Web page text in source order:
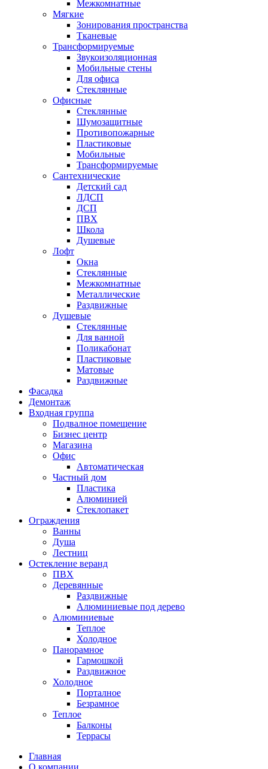
Межкомнатные
Мягкие
Зонирования пространства
Тканевые
Трансформируемые
Звукоизоляционная
Мобильные стены
Для офиса
Стеклянные
Офисные
Стеклянные
Шумозащитные
Противопожарные
Пластиковые
Мобильные
Трансформируемые
Сантехнические
Детский сад
ЛДСП
ДСП
ПВХ
Школа
Душевые
Лофт
Окна
Стеклянные
Межкомнатные
Металлические
Раздвижные
Душевые
Стеклянные
Для ванной
Поликабонат
Пластиковые
Матовые
Раздвижные
Фасадка
Демонтаж
Входная группа
Подвалное помещение
Бизнес центр
Магазина
Офис
Автоматическая
Частный дом
Пластика
Алюминией
Стеклопакет
Ограждения
Ванны
Душа
Лестниц
Остекление веранд
ПВХ
Деревянные
Раздвижные
Алюминиевые под дерево
Алюминиевые
Теплое
Холодное
Панорамное
Гармошкой
Раздвижное
Холодное
Порталное
Безрамное
Теплое
Балконы
Террасы
Главная
О компании